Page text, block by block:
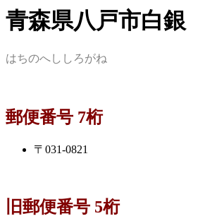
青森県八戸市白銀
はちのへししろがね
郵便番号 7桁
〒031-0821
旧郵便番号 5桁